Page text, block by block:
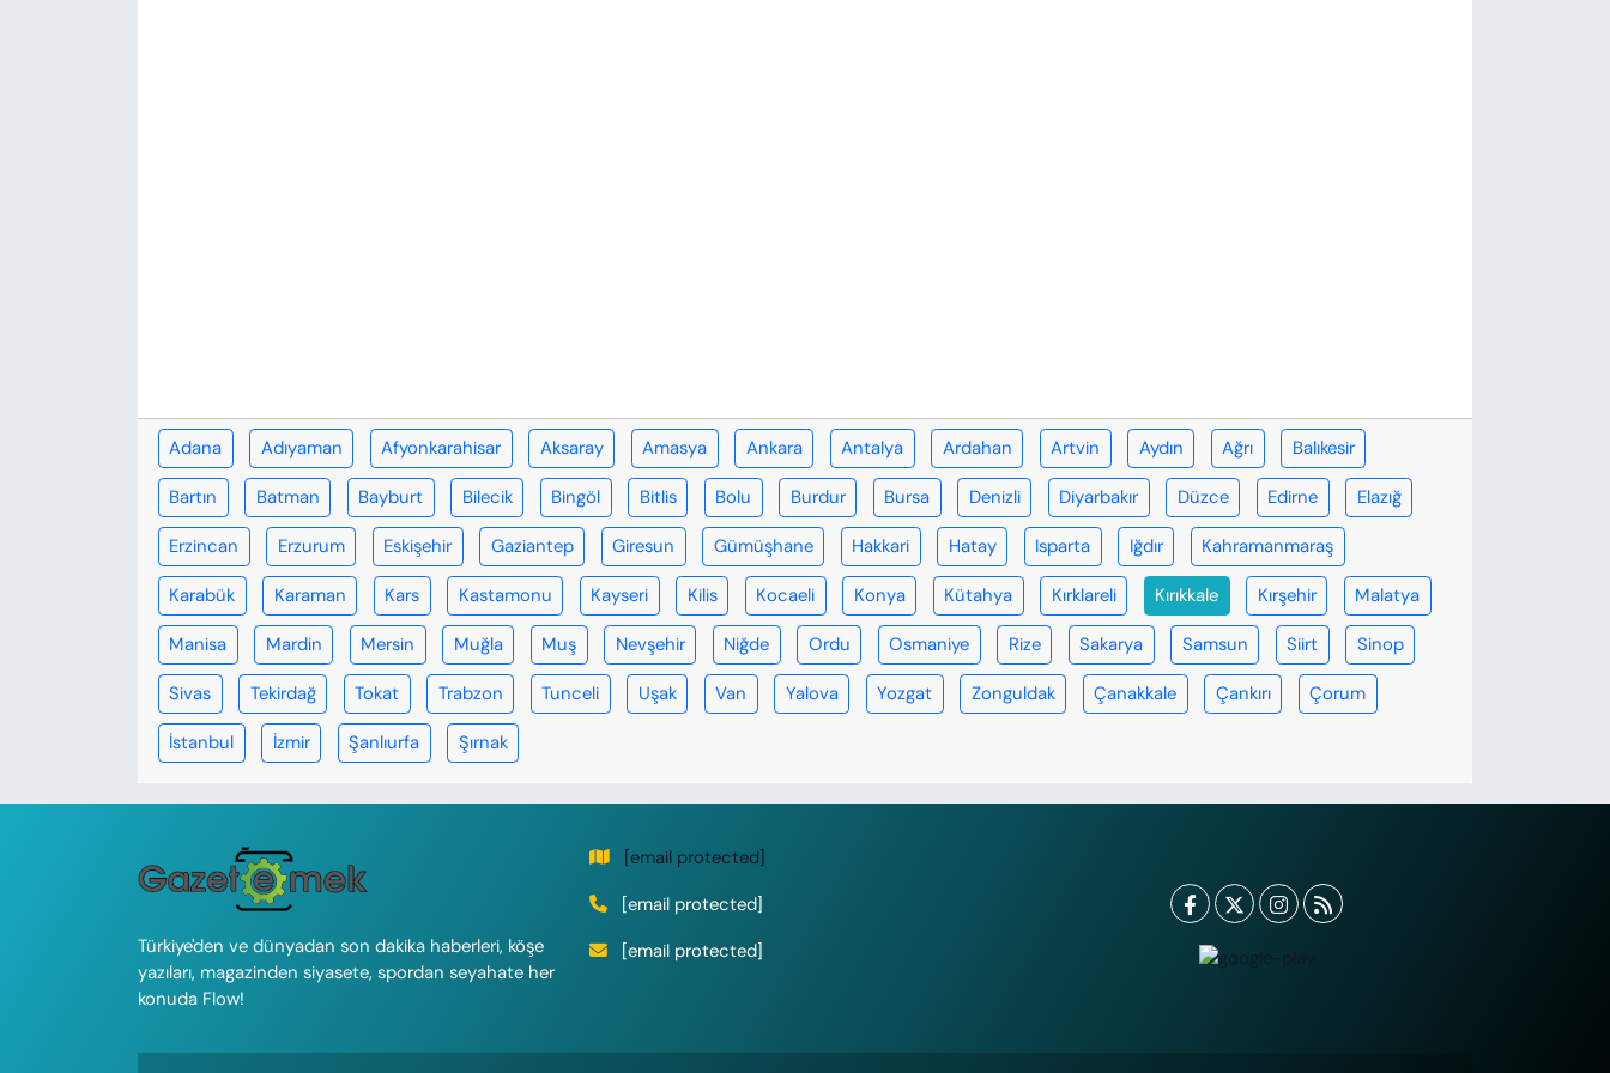
Adana Adıyaman Afyonkarahisar Aksaray Amasya Ankara Antalya Ardahan Artvin Aydın Ağrı Balıkesir
Bartın Batman Bayburt Bilecik Bingöl Bitlis Bolu Burdur Bursa Denizli Diyarbakır Düzce Edirne Elazığ
Erzincan Erzurum Eskişehir Gaziantep Giresun Gümüşhane Hakkari Hatay Isparta Iğdır Kahramanmaraş
Karabük Karaman Kars Kastamonu Kayseri Kilis Kocaeli Konya Kütahya Kırklareli Kırıkkale Kırşehir Malatya
Manisa Mardin Mersin Muğla Muş Nevşehir Niğde Ordu Osmaniye Rize Sakarya Samsun Siirt Sinop
Sivas Tekirdağ Tokat Trabzon Tunceli Uşak Van Yalova Yozgat Zonguldak Çanakkale Çankırı Çorum
İstanbul İzmir Şanlıurfa Şırnak
Türkiye'den ve dünyadan son dakika haberleri, köşe
yazıları, magazinden siyasete, spordan seyahate her
konuda Flow!
[email protected]
[email protected]
[email protected]
VAN VE DİYARBAKIR HABERLERİ